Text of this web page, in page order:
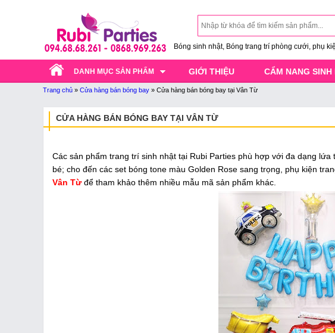
Bóng sinh nhật, Bóng trang trí phòng cưới, phụ
DANH MỤC SẢN PHẨM GIỚI THIỆU CẨM NANG SINH
Trang chủ » Cửa hàng bán bóng bay » Cửa hàng bán bóng bay tại Vân Từ
CỬA HÀNG BÁN BÓNG BAY TẠI VÂN TỪ
Các sản phẩm trang trí sinh nhật tại Rubi Parties phù hợp với đa dạng
bé; cho đến các set bóng tone màu Golden Rose sang trọng, phụ kiện
Vân Từđể tham khảo thêm nhiều mẫu mã sản phẩm khác.